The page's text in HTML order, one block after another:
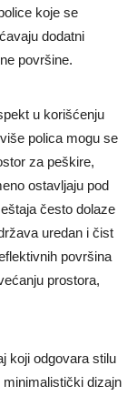
koje se
dodatni
površine.
u korišćenju
polica mogu se
za peškire,
ostavljaju pod
često dolaze
uredan i čist
površina
prostora,
koji odgovara stilu
dizajn